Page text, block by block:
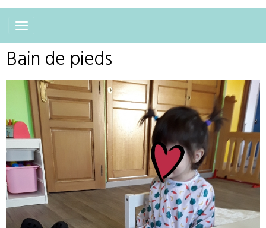
Bain de pieds